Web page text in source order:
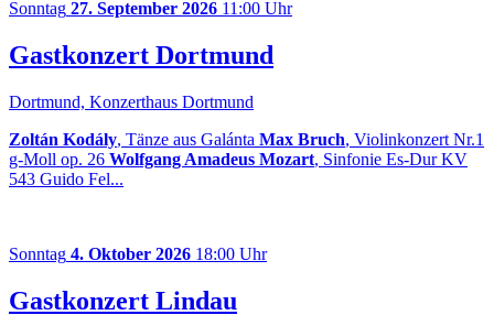
Sonntag 27. September 2026 11:00 Uhr
Gastkonzert Dortmund
Dortmund, Konzerthaus Dortmund
Zoltán Kodály, Tänze aus Galánta Max Bruch, Violinkonzert Nr.1
g-Moll op. 26 Wolfgang Amadeus Mozart, Sinfonie Es-Dur KV
543 Guido Fel...
Sonntag 4. Oktober 2026 18:00 Uhr
Gastkonzert Lindau